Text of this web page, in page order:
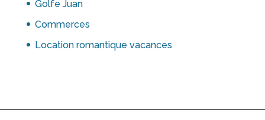
Golfe Juan
Commerces
Location romantique vacances